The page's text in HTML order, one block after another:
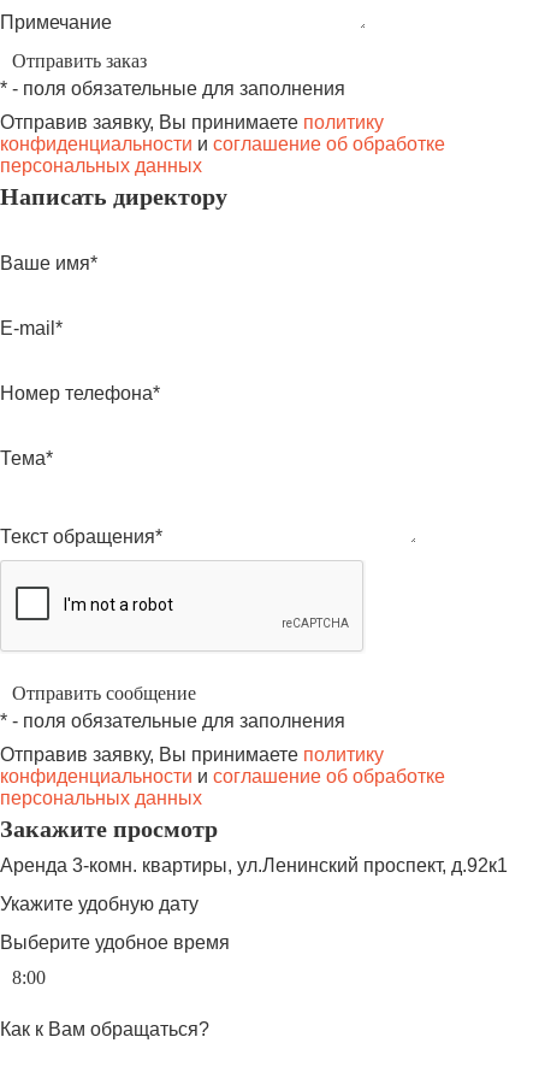
Примечание
* - поля обязательные для заполнения
Отправив заявку, Вы принимаете политику
конфиденциальности и соглашение об обработке
персональных данных
Написать директору
Ваше имя*
E-mail*
Номер телефона*
Тема*
Текст обращения*
* - поля обязательные для заполнения
Отправив заявку, Вы принимаете политику
конфиденциальности и соглашение об обработке
персональных данных
Закажите просмотр
Аренда 3-комн. квартиры, ул.Ленинский проспект, д.92к1
Укажите удобную дату
Выберите удобное время
Как к Вам обращаться?